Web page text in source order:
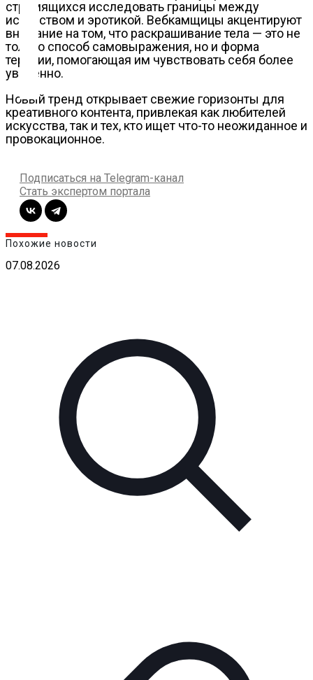
проекту
Контакты
стремящихся исследовать границы между
искусством и эротикой. Вебкамщицы акцентируют
внимание на том, что раскрашивание тела — это не
только способ самовыражения, но и форма
терапии, помогающая им чувствовать себя более
уверенно.
Новый тренд открывает свежие горизонты для
креативного контента, привлекая как любителей
искусства, так и тех, кто ищет что-то неожиданное и
провокационное.
Подписаться на Telegram-канал
Стать экспертом портала
Похожие новости
07.08.2026